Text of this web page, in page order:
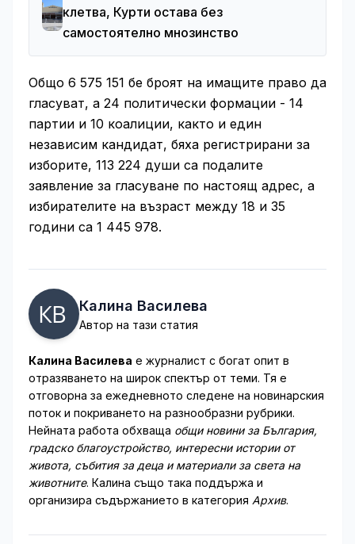
клетва, Курти остава без
самостоятелно мнозинство
Общо 6 575 151 бе броят на имащите право да
гласуват, а 24 политически формации - 14
партии и 10 коалиции, както и един
независим кандидат, бяха регистрирани за
изборите, 113 224 души са подалите
заявление за гласуване по настоящ адрес, а
избирателите на възраст между 18 и 35
години са 1 445 978.
Калина Василева
Автор на тази статия
Калина Василева е журналист с богат опит в
отразяването на широк спектър от теми. Тя е
отговорна за ежедневното следене на новинарския
поток и покриването на разнообразни рубрики.
Нейната работа обхваща общи новини за България,
градско благоустройство, интересни истории от
живота, събития за деца и материали за света на
животните. Калина също така поддържа и
организира съдържанието в категория Архив.